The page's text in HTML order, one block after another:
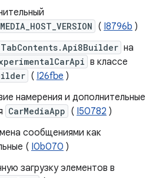
( I8796b )
TabContents.Api8Builder на
в классе
( I26fbe )
намерения и дополнительные
CarMediaApp ( I50782 )
сообщениями как
( I0b070 )
загрузку элементов в